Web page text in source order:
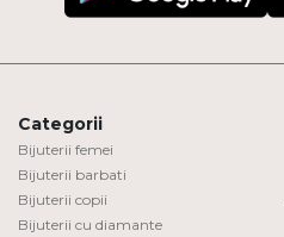
Categorii
Bijuterii femei
Bijuterii barbati
Bijuterii copii
Bijuterii cu diamante